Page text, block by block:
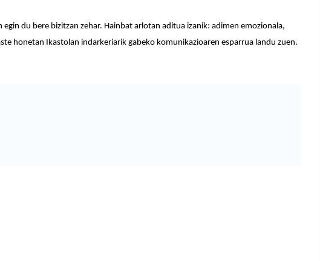
egin du bere bizitzan zehar. Hainbat arlotan aditua izanik: adimen emozionala,
honetan Ikastolan indarkeriarik gabeko komunikazioaren esparrua landu zuen.